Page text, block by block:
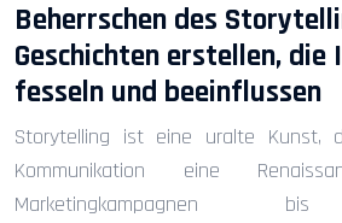
Beherrschen des
Geschichten erstellen, die
fesseln und beeinflussen
Storytelling ist eine uralte Kunst,
Kommunikation eine